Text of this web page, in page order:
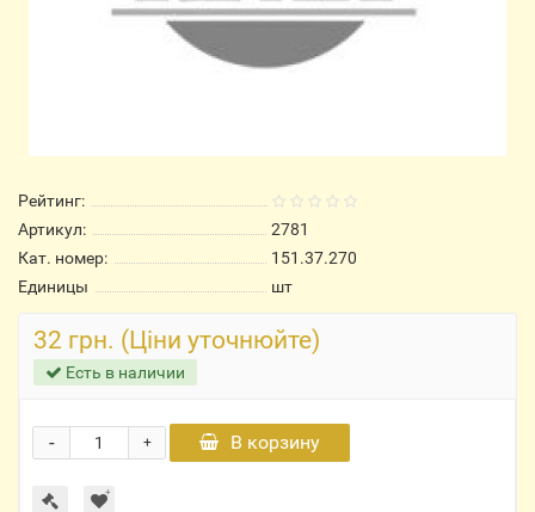
Рейтинг:
Артикул:
2781
Кат. номер:
151.37.270
Единицы
шт
32 грн. (Ціни уточнюйте)
Есть в наличии
+
- В корзину